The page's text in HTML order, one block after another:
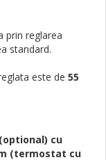
prin reglarea
standard.
este de 55
cu
(termostat cu